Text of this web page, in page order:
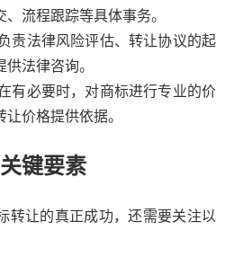
、流程跟踪等具体事务。
责法律风险评估、转让协议的起
法律咨询。
有必要时，对商标进行专业的价
价格提供依据。
键要素
转让的真正成功，还需要关注以